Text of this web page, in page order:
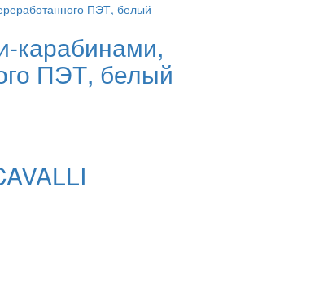
карабинами,
ПЭТ, белый